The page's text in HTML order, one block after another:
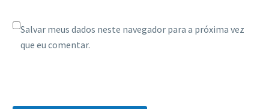
Salvar meus dados neste navegador para a próxima vez
que eu comentar.